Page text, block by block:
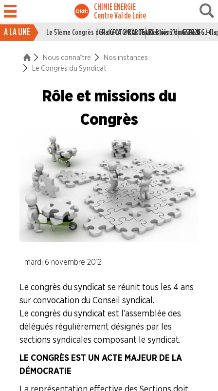
CHIMIE ENERGIE
Centre Val de Loire
ACTUALITÉ
ENTREPRISES
SERVICES
Trombinoscopes et contacts
Qui sommes nous ?
Vidéos des membres du syndicat
Nos instances
Le Congrès du Syndicat
Congrès de 2012
Congrès de 2020
Le Conseil du Syndicat
A LA UNE Le 51ème Congrès de la CFDT à BORDEAUX
CR du CA CMCAS Tours Blois 27 mai 2026
Elections du CSE LSI : J-1
Grille IEG :
Nous connaître
Nos instances
Le Congrès du Syndicat
Rôle et missions du
Congrès
mardi 6 novembre 2012
Le congrès du syndicat se réunit tous les 4 ans
sur convocation du Conseil syndical.
Le congrès du syndicat est l’assemblée des
délégués régulièrement désignés par les
sections syndicales composant le syndicat.
LE CONGRÈS EST UN ACTE MAJEUR DE LA
DÉMOCRATIE
La représentation effective des Sections doit